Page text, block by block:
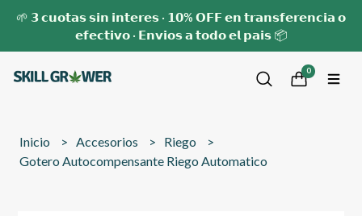
🌱 𝟯 𝗰𝘂𝗼𝘁𝗮𝘀 𝘀𝗶𝗻 𝗶𝗻𝘁𝗲𝗿𝗲𝘀 · 𝟭𝟬% 𝗢𝗙𝗙 𝗲𝗻 𝘁𝗿𝗮𝗻𝘀𝗳𝗲𝗿𝗲𝗻𝗰𝗶𝗮 𝗼
𝗲𝗳𝗲𝗰𝘁𝗶𝘃𝗼 · 𝗘𝗻𝘃𝗶𝗼𝘀 𝗮 𝘁𝗼𝗱𝗼 𝗲𝗹 𝗽𝗮𝗶𝘀 📦
0
Inicio Accesorios
Riego
Gotero Autocompensante Riego Automatico